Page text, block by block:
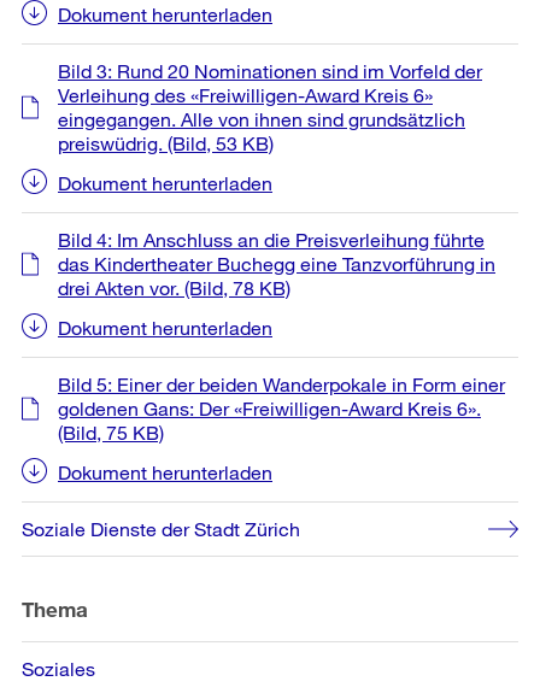
Dokument herunterladen
Bild 3: Rund 20 Nominationen sind im Vorfeld der
Verleihung des «Freiwilligen-Award Kreis 6»
eingegangen. Alle von ihnen sind grundsätzlich
preiswüdrig. (Bild, 53 KB)
Dokument herunterladen
Bild 4: Im Anschluss an die Preisverleihung führte
das Kindertheater Buchegg eine Tanzvorführung in
drei Akten vor. (Bild, 78 KB)
Dokument herunterladen
Bild 5: Einer der beiden Wanderpokale in Form einer
goldenen Gans: Der «Freiwilligen-Award Kreis 6».
(Bild, 75 KB)
Dokument herunterladen
Soziale Dienste der Stadt Zürich
Thema
Soziales